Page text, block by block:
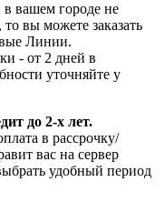
в вашем городе не
то вы можете заказать
Линии.
- от 2 дней в
уточняйте у
до 2-х лет.
в рассрочку/
вас на сервер
удобный период